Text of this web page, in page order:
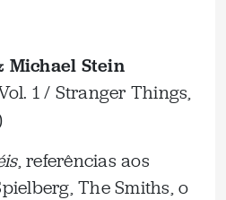
Michael Stein
1 / Stranger Things,
, referências aos
The Smiths, o